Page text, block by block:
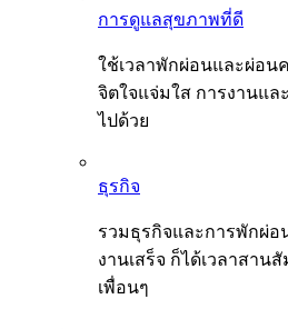
การดูแลสุขภาพที่ดี
ใช้เวลาพักผ่อนและผ่อ
จิตใจแจ่มใส การงานแ
ไปด้วย
ธุรกิจ
รวมธุรกิจและการพักผ่อ
งานเสร็จ ก็ได้เวลาสา
เพื่อนๆ